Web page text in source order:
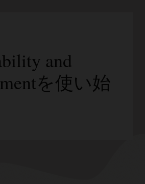
and
を使い始